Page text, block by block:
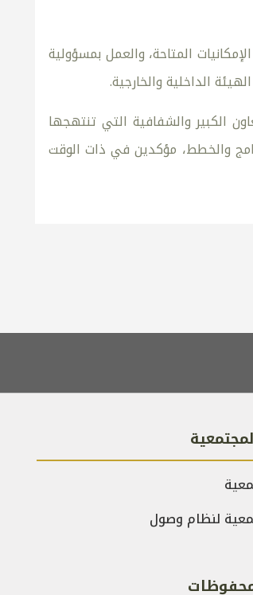
المتاحة، والعمل بمسؤولية
الداخلية والخارجية.
الكبير والشفافية التي تنتهجها
والخطط، مؤكدين في ذات الوقت
لنظام وصول